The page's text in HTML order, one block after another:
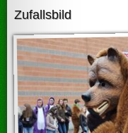
Zufallsbild